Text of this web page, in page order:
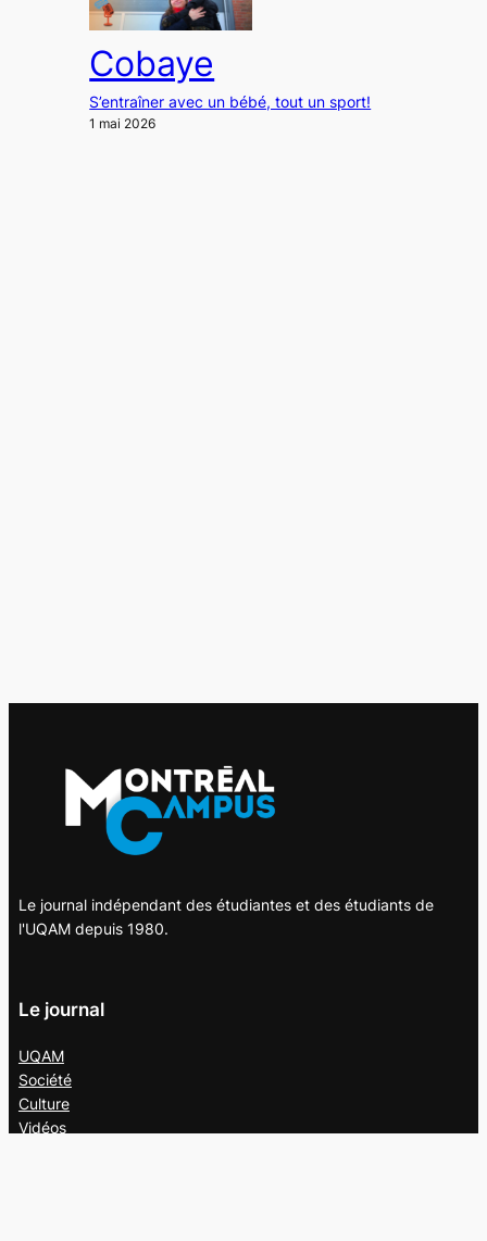
Cobaye
S’entraîner avec un bébé, tout un sport!
1 mai 2026
Le journal indépendant des étudiantes et des étudiants de
l'UQAM depuis 1980.
Le journal
UQAM
Société
Culture
Vidéos